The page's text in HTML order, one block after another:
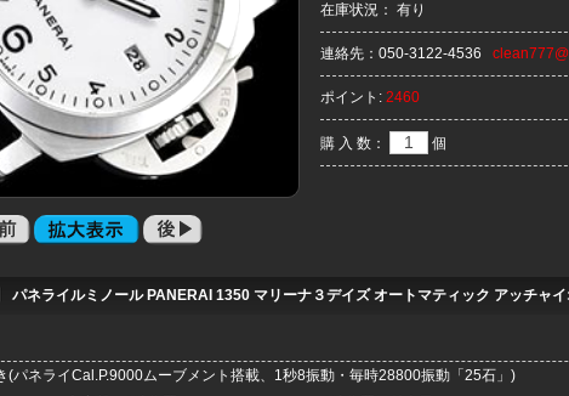
在庫状況： 有り
連絡先： 050-3122-4536
ポイント: 2460
購 入 数： 個
パネライルミノール PANERAI 1350 マリーナ３デイズ オートマティック アッチャ
(パネライCal.P.9000ムーブメント搭載、1秒8振動・毎時28800振動「25石」)